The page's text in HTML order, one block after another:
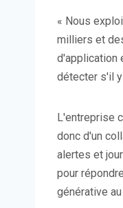
« Nous
milliers et
d'application
détecter s'il
L'entreprise
donc d'un
alertes et
pour
générative